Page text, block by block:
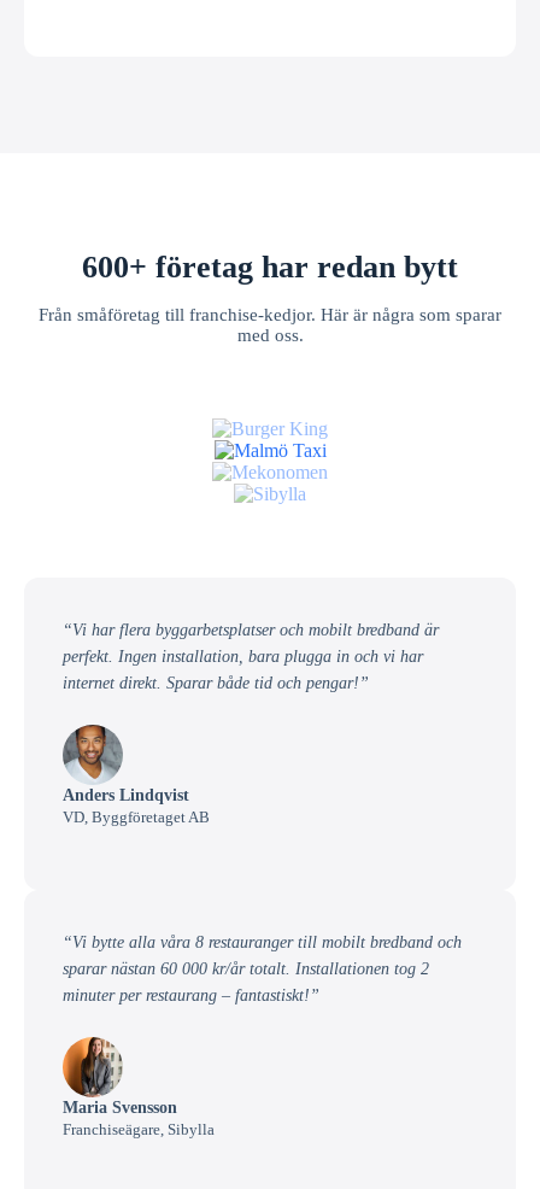
600+ företag har redan bytt
Från småföretag till franchise-kedjor. Här är några som sparar
med oss.
“Vi har flera byggarbetsplatser och mobilt bredband är
perfekt. Ingen installation, bara plugga in och vi har
internet direkt. Sparar både tid och pengar!”
Anders Lindqvist
VD, Byggföretaget AB
“Vi bytte alla våra 8 restauranger till mobilt bredband och
sparar nästan 60 000 kr/år totalt. Installationen tog 2
minuter per restaurang – fantastiskt!”
Maria Svensson
Franchiseägare, Sibylla